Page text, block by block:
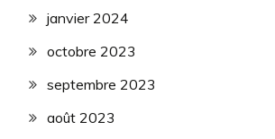
janvier 2024
octobre 2023
septembre 2023
août 2023